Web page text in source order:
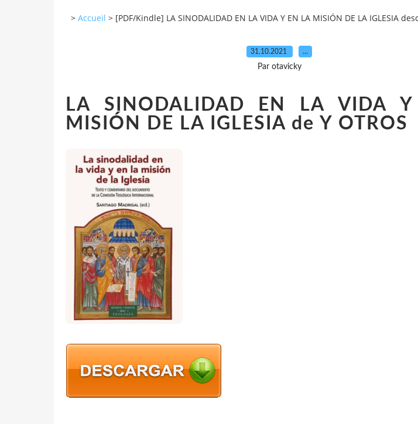
> Accueil > [PDF/Kindle] LA SINODALIDAD EN LA VIDA Y EN LA MISIÓN DE LA IGLESIA
31.10.2021 …
Par otavicky
LA SINODALIDAD EN LA VIDA
MISIÓN DE LA IGLESIA de Y OTROS